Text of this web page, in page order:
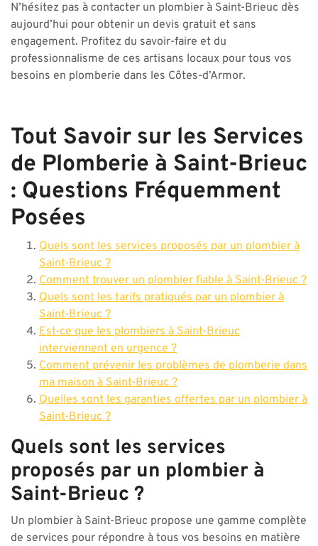
N’hésitez pas à contacter un plombier à Saint-Brieuc dès
aujourd’hui pour obtenir un devis gratuit et sans
engagement. Profitez du savoir-faire et du
professionnalisme de ces artisans locaux pour tous vos
besoins en plomberie dans les Côtes-d’Armor.
Tout Savoir sur les Services
de Plomberie à Saint-Brieuc
: Questions Fréquemment
Posées
Quels sont les services proposés par un plombier à
Saint-Brieuc ?
Comment trouver un plombier fiable à Saint-Brieuc ?
Quels sont les tarifs pratiqués par un plombier à
Saint-Brieuc ?
Est-ce que les plombiers à Saint-Brieuc
interviennent en urgence ?
Comment prévenir les problèmes de plomberie dans
ma maison à Saint-Brieuc ?
Quelles sont les garanties offertes par un plombier à
Saint-Brieuc ?
Quels sont les services
proposés par un plombier à
Saint-Brieuc ?
Un plombier à Saint-Brieuc propose une gamme complète
de services pour répondre à tous vos besoins en matière